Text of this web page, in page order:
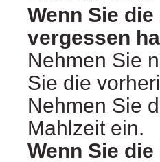
Wenn Sie
vergessen
Nehmen Sie
Sie die
Nehmen Sie
Mahlzeit ein.
Wenn Sie